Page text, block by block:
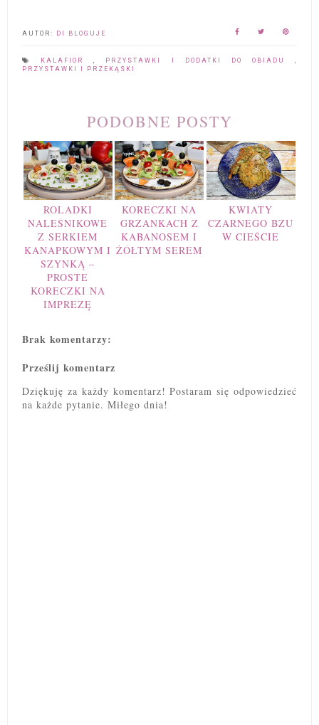
AUTOR: DI BLOGUJE
KALAFIOR PRZYSTAWKI I DODATKI DO OBIADU
PRZYSTAWKI I PRZEKĄSKI
PODOBNE POSTY
ROLADKI
NALEŚNIKOWE
Z SERKIEM
KANAPKOWYM I
SZYNKĄ –
PROSTE
KORECZKI NA
IMPREZĘ
KORECZKI NA
GRZANKACH Z
KABANOSEM I
ŻÓŁTYM SEREM
KWIATY
CZARNEGO BZU
W CIEŚCIE
Brak komentarzy:
Prześlij komentarz
Dziękuję za każdy komentarz! Postaram się odpowiedzieć
na każde pytanie. Miłego dnia!